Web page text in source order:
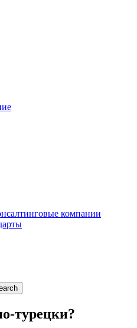
компании
турецки?